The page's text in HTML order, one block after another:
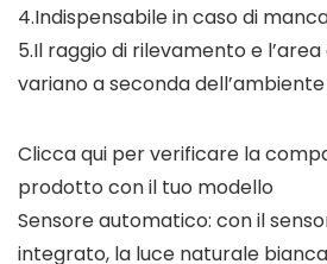
4.Indispensabile in caso di
5.Il raggio di rilevamento e
variano a seconda
Clicca qui per verificare la
prodotto con il tuo modello
Sensore automatico: con il
integrato, la luce naturale